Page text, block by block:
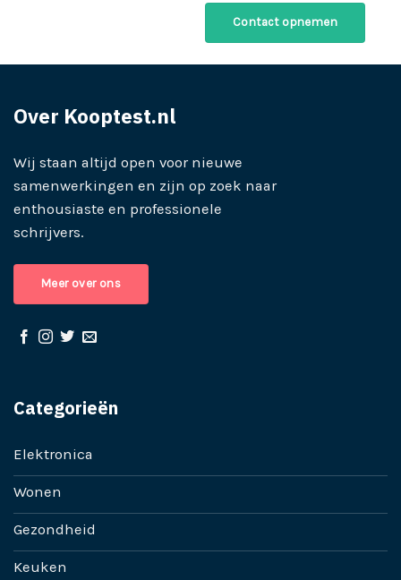
Contact opnemen
Over Kooptest.nl
Wij staan altijd open voor nieuwe
samenwerkingen en zijn op zoek naar
enthousiaste en professionele
schrijvers.
Meer over ons
Categorieën
Elektronica
Wonen
Gezondheid
Keuken